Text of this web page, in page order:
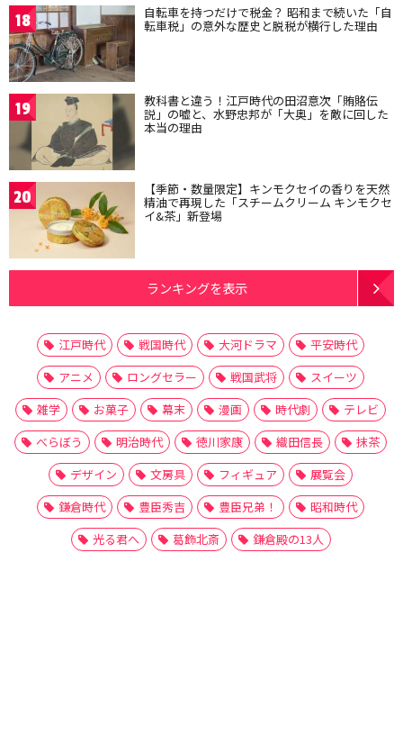
18 自転車を持つだけで税金？ 昭和まで続いた「自
転車税」の意外な歴史と脱税が横行した理由
19 教科書と違う！江戸時代の田沼意次「賄賂伝
説」の嘘と、水野忠邦が「大奥」を敵に回した
本当の理由
20 【季節・数量限定】キンモクセイの香りを天然
精油で再現した「スチームクリーム キンモクセ
イ&茶」新登場
ランキングを表示
江戸時代 戦国時代 大河ドラマ
平安時代
アニメ
ロングセラー 戦国武将
スイーツ
雑学
お菓子 幕末 漫画 時代劇
テレビ
べらぼう
明治時代 徳川家康 織田信長
抹茶
デザイン
文房具 フィギュア
展覧会
鎌倉時代
豊臣秀吉 豊臣兄弟！
昭和時代
光る君へ
葛飾北斎 鎌倉殿の13人